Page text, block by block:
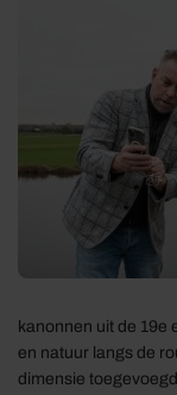
kanonnen uit de 19e
en natuur langs de
dimensie